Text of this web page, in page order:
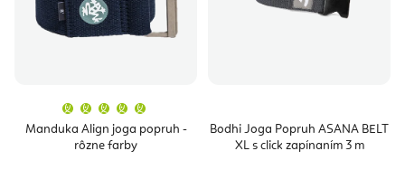
Manduka Align joga popruh -
rôzne farby
produktu
je
Bodhi Joga Popruh ASANA BELT
XL s click zapínaním 3 m